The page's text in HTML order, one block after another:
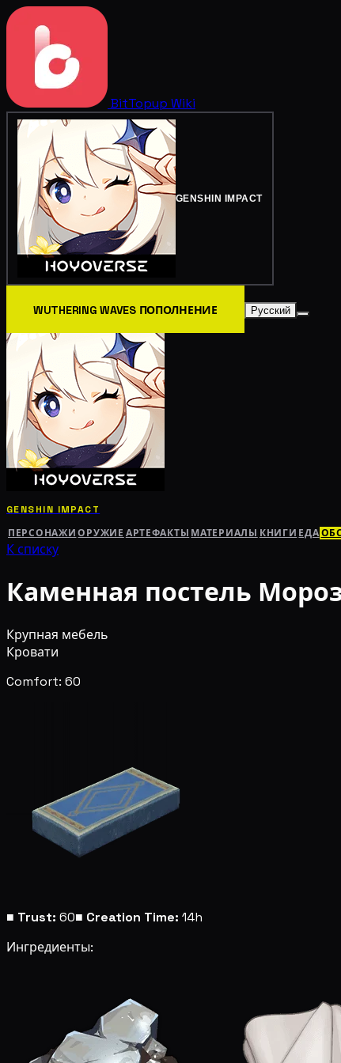
BitTopup Wiki
GENSHIN IMPACT
WUTHERING WAVES ПОПОЛНЕНИЕ Русский
GENSHIN IMPACT
ПЕРСОНАЖИ ОРУЖИЕ АРТЕФАКТЫ МАТЕРИАЛЫ КНИГИ ЕДА
К списку
Каменная постель
Крупная мебель
Кровати
Comfort: 60
■ Trust: 60■ Creation Time: 14h
Ингредиенты: